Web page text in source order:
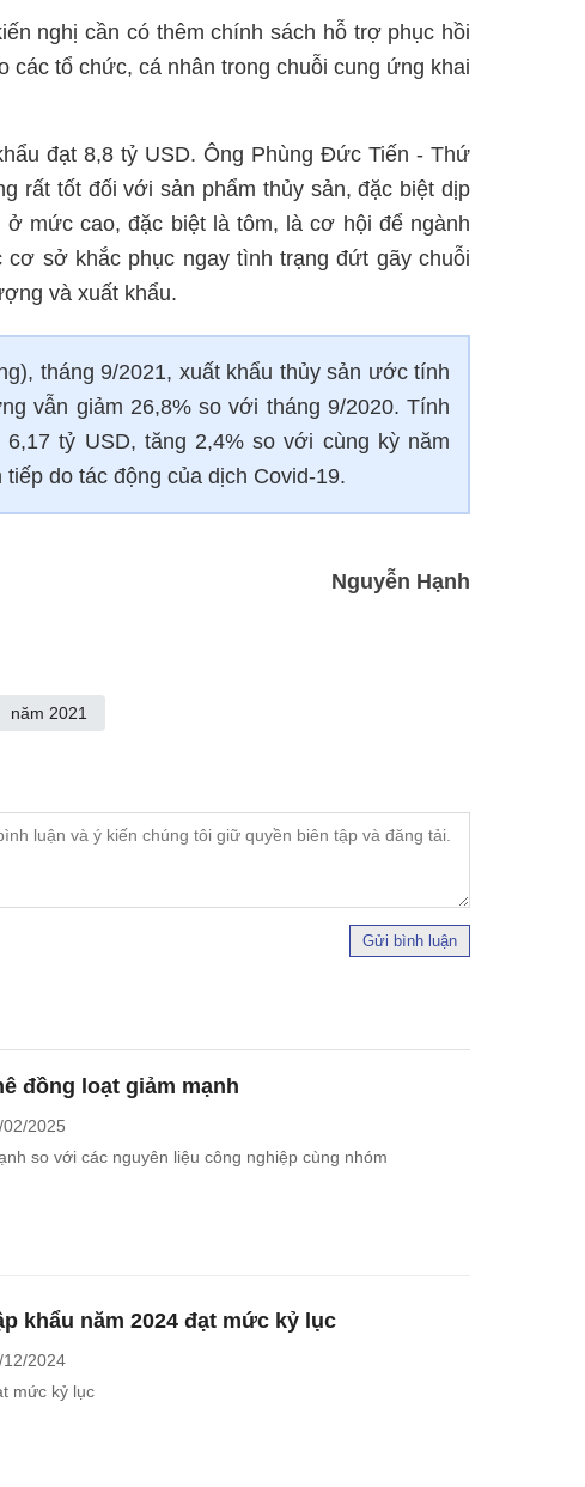
nghị cần có thêm chính sách hỗ trợ phục hồi
các tổ chức, cá nhân trong chuỗi cung ứng khai
đạt 8,8 tỷ USD. Ông Phùng Đức Tiến - Thứ
rất tốt đối với sản phẩm thủy sản, đặc biệt dịp
mức cao, đặc biệt là tôm, là cơ hội để ngành
sở khắc phục ngay tình trạng đứt gãy chuỗi
và xuất khẩu.
tháng 9/2021, xuất khẩu thủy sản ước tính
vẫn giảm 26,8% so với tháng 9/2020. Tính
tỷ USD, tăng 2,4% so với cùng kỳ năm
do tác động của dịch Covid-19.
Nguyễn Hạnh
năm 2021
Gửi bình luận
đồng loạt giảm mạnh
2025
so với các nguyên liệu công nghiệp cùng nhóm
khẩu năm 2024 đạt mức kỷ lục
2024
mức kỷ lục